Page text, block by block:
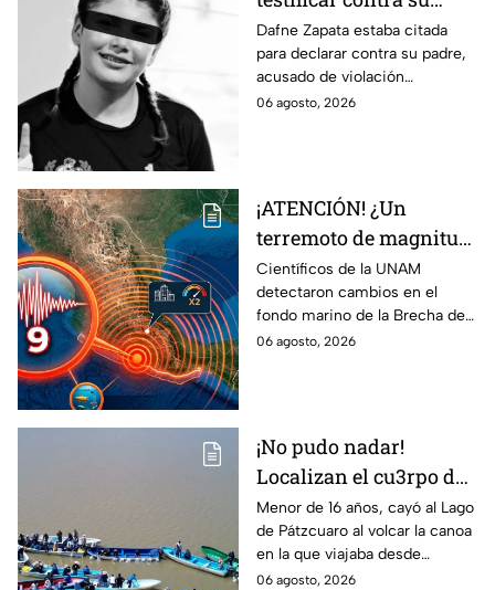
padre por 4buso s3xual
previo a ser víctim4 de
f3minicidio
Dafne Zapata estaba citada
para declarar contra su padre,
acusado de violación
equiparada. Tras su
06 agosto, 2026
¡ATENCIÓN! ¿Un
terremoto de magnitud
9 en México? El
hallazgo que encendió
la ALERTA sobre la
Brecha de Guerrero
Científicos de la UNAM
detectaron cambios en el
fondo marino de la Brecha de
Guerrero, una zona sísmica
06 agosto, 2026
¡No pudo nadar!
Localizan el cu3rpo de
joven de 16 años s1n
v1da en Lago tras
accidente en su canoa
Menor de 16 años, cayó al Lago
de Pátzcuaro al volcar la canoa
en la que viajaba desde
Janitzio.
06 agosto, 2026